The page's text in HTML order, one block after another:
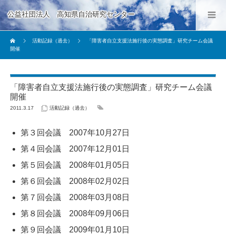
公益社団法人 高知県自治研究センター
活動記録（過去）
「障害者自立支援法施行後の実態調査」研究チーム会議
開催
「障害者自立支援法施行後の実態調査」研究チーム会議
開催
2011.3.17 活動記録（過去）
第３回会議 2007年10月27日
第４回会議 2007年12月01日
第５回会議 2008年01月05日
第６回会議 2008年02月02日
第７回会議 2008年03月08日
第８回会議 2008年09月06日
第９回会議 2009年01月10日